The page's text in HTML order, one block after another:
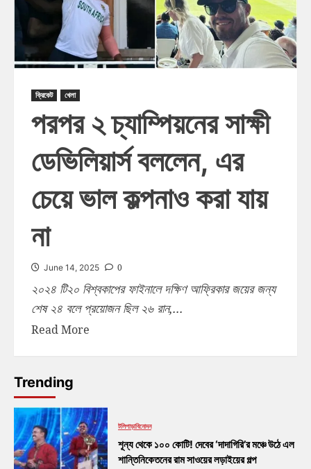
ক্রিকেট খেলা
পরপর ২ চ্যাম্পিয়নের সাক্ষী
ডেভিলিয়ার্স বললেন, এর
চেয়ে ভাল কল্পনাও করা যায়
না
June 14, 2025 0
২০২৪ টি২০ বিশ্বকাপের ফাইনালে দক্ষিণ আফ্রিকার জয়ের জন্য
শেষ ২৪ বলে প্রয়োজন ছিল ২৬ রান,...
Read More
Trending
টলিপাড়াবিনোদন
শূন্য থেকে ১০০ কোটি! দেবের ‘দাদাগিরি’র মঞ্চে উঠে এল
শান্তিনিকেতনের রাম সাওয়ের লড়াইয়ের গল্প